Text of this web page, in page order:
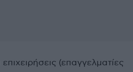
(επαγγελματίες